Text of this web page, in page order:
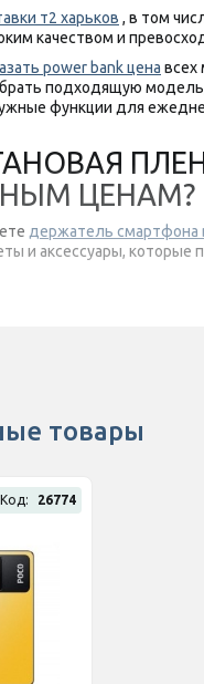
т2 харьков , в том
качеством и
power bank цена всех
подходящую
функции для
ЦЕНАМ?
держатель смартфона
и аксессуары,
товары
Код: 26774